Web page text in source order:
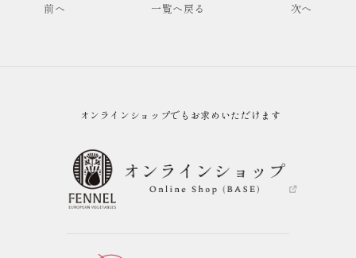
前へ 一覧へ戻る 次へ
オンラインショップでもお求めいただけます